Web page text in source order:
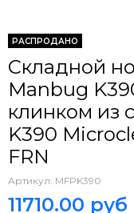
РАСПРОДАНО
Складной
Manbug
клинком из
K390
FRN
Артикул: MFPK390
11710.00 руб